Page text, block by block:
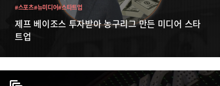
제프 베이조스 투자받아 농구리그 만든 미디어 스타
트업
#스포츠#뉴미디어#스타트업